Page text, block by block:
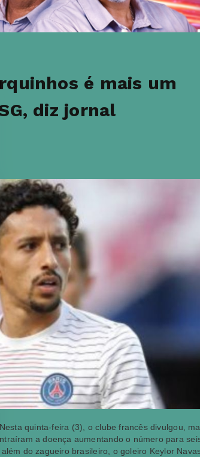
é mais um
diz jornal
quinta-feira (3), o clube francês divulgou,
a doença aumentando o número para
do zagueiro brasileiro, o goleiro Keylor